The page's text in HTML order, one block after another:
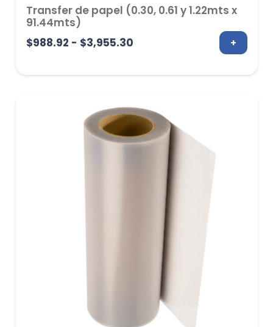
Transfer de papel (0.30, 0.61 y 1.22mts x
91.44mts)
$988.92 - $3,955.30Rango
precios:
$988.92
hasta
$3,955.30
+